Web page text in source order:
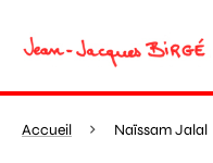
Accueil Naïssam Jalal